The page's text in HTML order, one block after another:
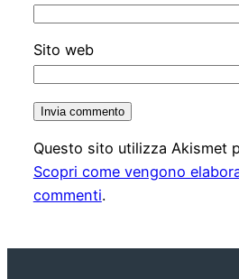
Sito web
Questo sito utilizza Akismet
Scopri come vengono
commenti.